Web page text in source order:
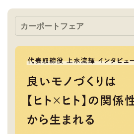
カーポートフェア